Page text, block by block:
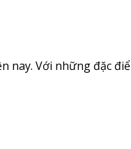
Với những đặc